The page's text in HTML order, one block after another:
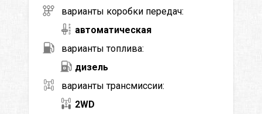
варианты коробки передач:
автоматическая
варианты топлива:
дизель
варианты трансмиссии:
2WD